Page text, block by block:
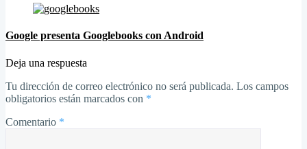
Google presenta Googlebooks con Android
Deja una respuesta
Tu dirección de correo electrónico no será publicada. Los campos
obligatorios están marcados con *
Comentario *